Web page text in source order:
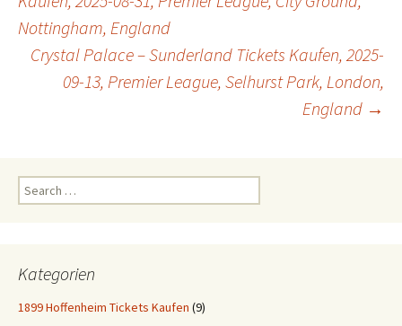
navigation
Nottingham, England
Crystal Palace – Sunderland Tickets Kaufen, 2025-
09-13, Premier League, Selhurst Park, London,
England →
Search
for:
Kategorien
1899 Hoffenheim Tickets Kaufen (9)